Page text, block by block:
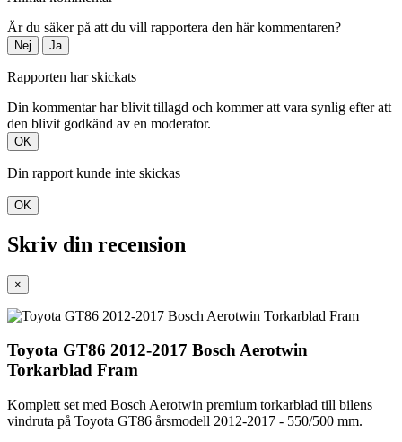
Är du säker på att du vill rapportera den här kommentaren?
Nej Ja
Rapporten har skickats
Din kommentar har blivit tillagd och kommer att vara synlig efter att
den blivit godkänd av en moderator.
OK
Din rapport kunde inte skickas
OK
Skriv din recension
×
Toyota GT86 2012-2017 Bosch Aerotwin
Torkarblad Fram
Komplett set med Bosch Aerotwin premium torkarblad till bilens
vindruta på Toyota GT86 årsmodell 2012-2017 - 550/500 mm.